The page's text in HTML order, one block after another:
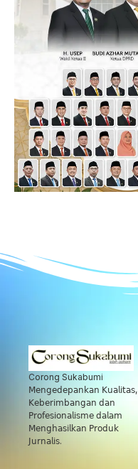
Corong Sukabumi
𝖬𝖾𝗇𝗀𝖾𝖽𝖾𝗉𝖺𝗇𝗄𝖺𝗇 𝖪𝗎𝖺𝗅𝗂𝗍𝖺𝗌,
𝖪𝖾𝖻𝖾𝗋𝗂𝗆𝖻𝖺𝗇𝗀𝖺𝗇 𝖽𝖺𝗇
𝖯𝗋𝗈𝖿𝖾𝗌𝗂𝗈𝗇𝖺𝗅𝗂𝗌𝗆𝖾 𝖽𝖺𝗅𝖺𝗆
𝖬𝖾𝗇𝗀𝗁𝖺𝗌𝗂𝗅𝗄𝖺𝗇 𝖯𝗋𝗈𝖽𝗎𝗄
𝖩𝗎𝗋𝗇𝖺𝗅𝗂𝗌.